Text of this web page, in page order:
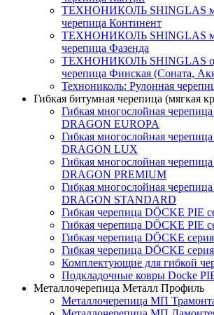
ТЕХНОНИКОЛЬ SHINGLAS
черепица Континент
ТЕХНОНИКОЛЬ SHINGLAS
черепица Фазенда
ТЕХНОНИКОЛЬ SHINGLAS
черепица Финская (Соната,
Технониколь: Рулонная
Гибкая битумная черепица (мягкая
Гибкая многослойная
DRAGON EUROPA
Гибкая многослойная
DRAGON LUX
Гибкая многослойная
DRAGON PREMIUM
Гибкая многослойная
DRAGON STANDARD
Гибкая черепица DÖCKE PIE
Гибкая черепица DÖCKE PIE
Гибкая черепица DÖCKE
Гибкая черепица DÖCKE
Комплектующие для гибкой
Подкладочные ковры Docke
Металлочерепица Металл Профиль
Металлочерепица МП